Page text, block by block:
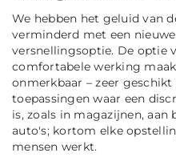
We hebben het geluid van
verminderd met een
versnellingsoptie. De optie
comfortabele werking
onmerkbaar – zeer
toepassingen waar een
is, zoals in magazijnen,
auto's; kortom elke
mensen werkt.